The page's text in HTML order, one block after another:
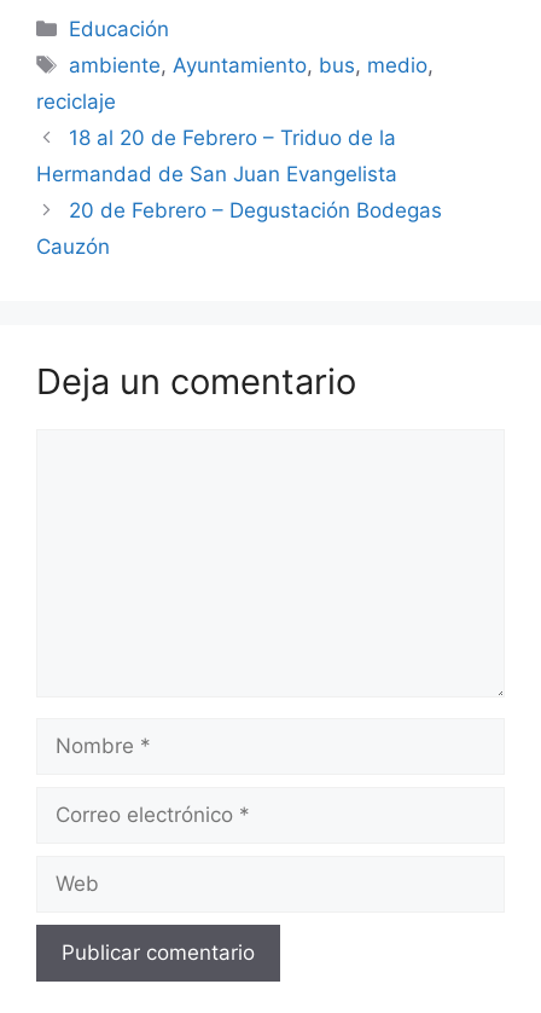
Categorías
Educación
Etiquetas
ambiente,Ayuntamiento, bus, medio,
reciclaje
18 al 20 de Febrero – Triduo de la
Hermandad de San Juan Evangelista
20 de Febrero – Degustación Bodegas
Cauzón
Deja un comentario
Nombre
Correo
Web